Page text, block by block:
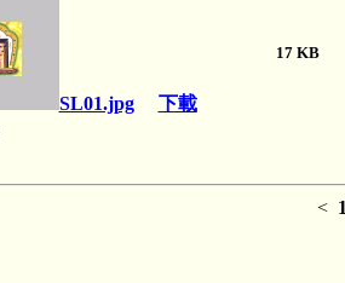
SL01.jpg 下載
17
<